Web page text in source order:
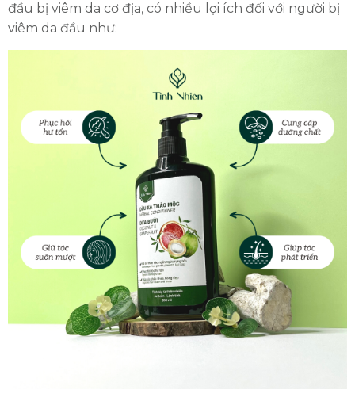
đầu bị viêm da cơ địa, có nhiều lợi ích đối với người bị
viêm da đầu như: